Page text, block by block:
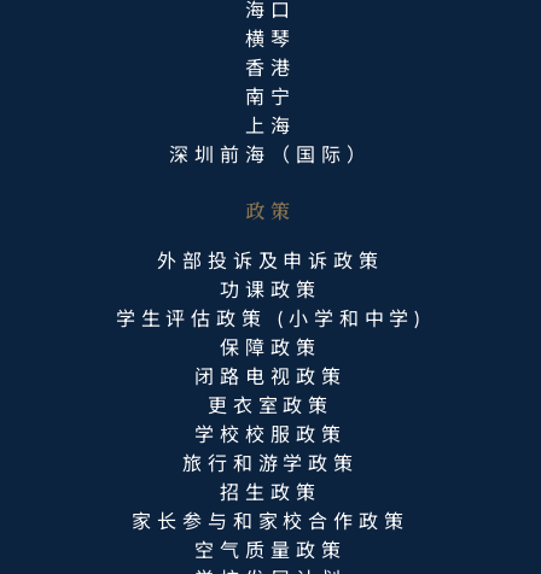
海口
横琴
香港
南宁
上海
深圳前海（国际）
政策
外部投诉及申诉政策
功课政策
学生评估政策 (小学和中学)
保障政策
闭路电视政策
更衣室政策
学校校服政策
旅行和游学政策
招生政策
家长参与和家校合作政策
空气质量政策